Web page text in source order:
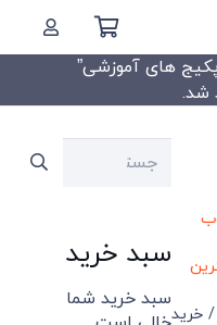
های آموزشی”
/ خرید
جستجو
سبد خرید
سبد خرید شما